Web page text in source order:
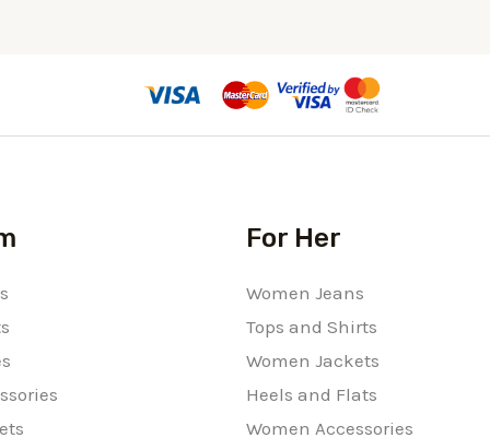
For Her
Women Jeans
Tops and Shirts
Women Jackets
Heels and Flats
Women Accessories